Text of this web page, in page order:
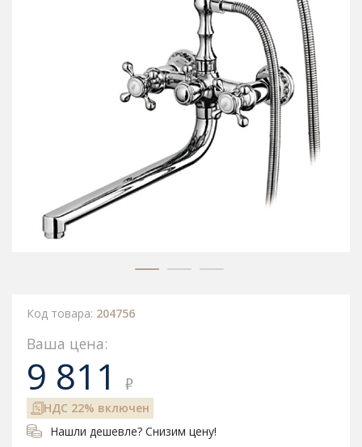
Код товара: 204756
Ваша цена:
9 811 ₽
НДС 22% включен
Нашли дешевле? Снизим цену!